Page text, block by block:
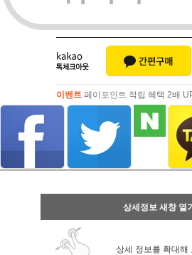
이벤트 페이포인트 적립 혜택 2배
페이포인트 적립 혜택 2배
상세정보 새창 열
상세 정보를 확대해